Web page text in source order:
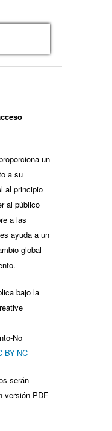
un
a su
al principio
al público
a las
ayuda a un
global
bajo la
No
BY-NC
serán
versión PDF